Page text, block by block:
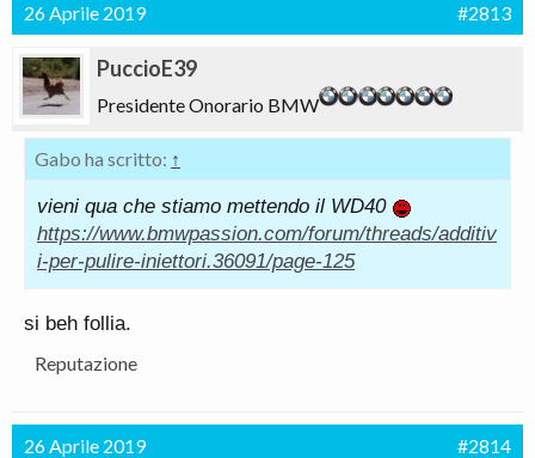
26 Aprile 2019 #2813
PuccioE39
Presidente Onorario BMW
Gabo ha scritto: ↑
vieni qua che stiamo mettendo il WD40
https://www.bmwpassion.com/forum/threads/additiv
i-per-pulire-iniettori.36091/page-125
si beh follia.
Reputazione
26 Aprile 2019 #2814